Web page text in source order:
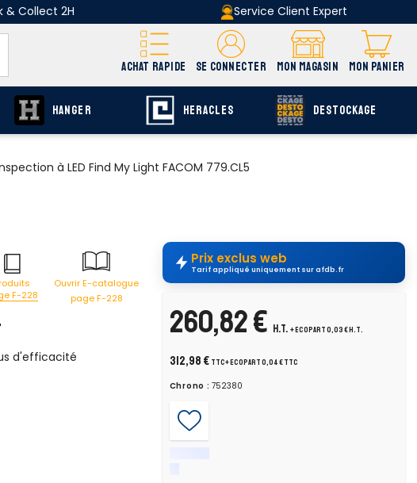
& Collect 2H Service Client Expert
ACHAT RAPIDE SE CONNECTER MON MAGASIN MON PANIER
HANGER HERACLES DESTOCKAGE
à LED Find My Light FACOM 779.CL5
F-228
Ouvrir E-catalogue
page F-228
d'efficacité
Prix exclus web
Tarif appliqué uniquement sur afdb.fr
260,82 € H.T. + ecopart 0,03 € H.T.
312,98 € TTC+ ecopart 0,04 € TTC
Chrono : 752380